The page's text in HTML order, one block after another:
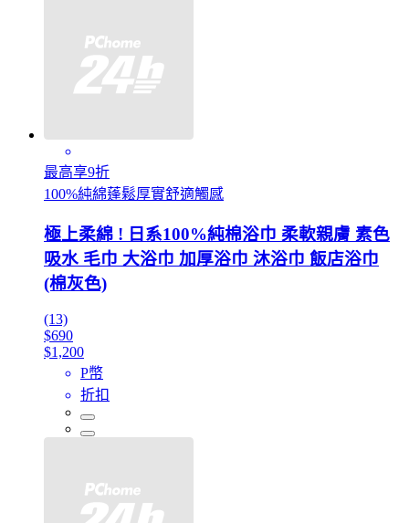
最高享9折
100%純綿蓬鬆厚實舒適觸感
極上柔綿 ! 日系100%純棉浴巾 柔軟親膚 素色
吸水 毛巾 大浴巾 加厚浴巾 沐浴巾 飯店浴巾
(棉灰色)
(13)
$690
$1,200
P幣
折扣